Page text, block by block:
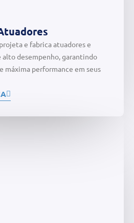
e fabrica atuadores e
alto desempenho, garantindo
máxima performance em seus